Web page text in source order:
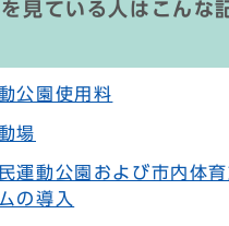
見ている人はこんな
公園使用料
場
運動公園および市内体
の導入